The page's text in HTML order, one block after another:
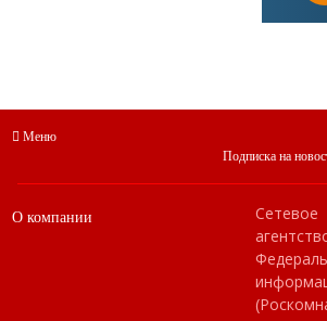
Меню
Подписка на
О компании